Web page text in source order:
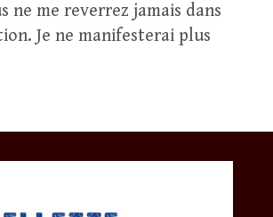
ne me reverrez jamais dans
Je ne manifesterai plus